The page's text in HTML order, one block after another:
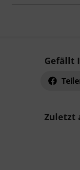
Gefällt
Zuletzt